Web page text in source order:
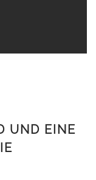
UND EINE